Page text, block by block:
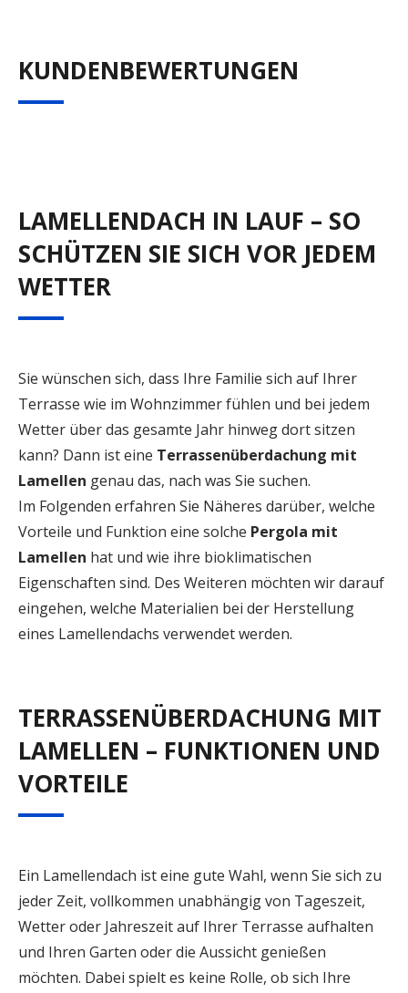
KUNDENBEWERTUNGEN
LAMELLENDACH IN LAUF – SO
SCHÜTZEN SIE SICH VOR JEDEM
WETTER
Sie wünschen sich, dass Ihre Familie sich auf Ihrer
Terrasse wie im Wohnzimmer fühlen und bei jedem
Wetter über das gesamte Jahr hinweg dort sitzen
kann? Dann ist eine Terrassenüberdachung mit
Lamellen genau das, nach was Sie suchen.
Im Folgenden erfahren Sie Näheres darüber, welche
Vorteile und Funktion eine solche Pergola mit
Lamellen hat und wie ihre bioklimatischen
Eigenschaften sind. Des Weiteren möchten wir darauf
eingehen, welche Materialien bei der Herstellung
eines Lamellendachs verwendet werden.
TERRASSENÜBERDACHUNG MIT
LAMELLEN – FUNKTIONEN UND
VORTEILE
Ein Lamellendach ist eine gute Wahl, wenn Sie sich zu
jeder Zeit, vollkommen unabhängig von Tageszeit,
Wetter oder Jahreszeit auf Ihrer Terrasse aufhalten
und Ihren Garten oder die Aussicht genießen
möchten. Dabei spielt es keine Rolle, ob sich Ihre